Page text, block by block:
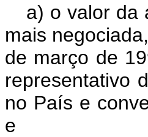
a) o valor da
mais
de março de
representativo
no País e
e